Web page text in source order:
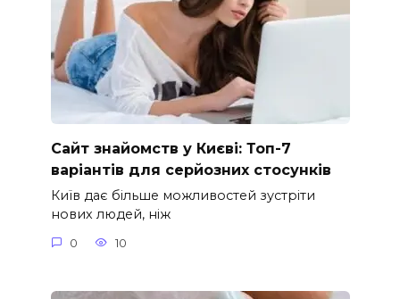
Сайт знайомств у Києві: Топ-7
варіантів для серйозних стосунків
Київ дає більше можливостей зустріти
нових людей, ніж
0 10